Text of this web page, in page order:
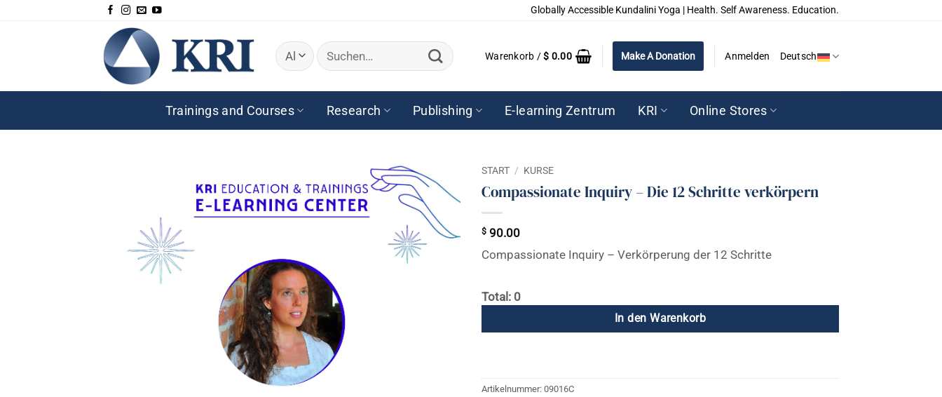
Globally Accessible Kundalini Yoga | Health. Self Awareness. Education.
Suchen
nach:
Warenkorb /$ 0.00 Make A Donation Anmelden Deutsch
Trainings and Courses Research Publishing E-learning Zentrum KRI Online Stores
START / KURSE
Compassionate Inquiry – Die 12 Schritte verkörpern
$ 90.00
Compassionate Inquiry – Verkörperung der 12 Schritte
Total: 0
In den Warenkorb
Artikelnummer: 09016C